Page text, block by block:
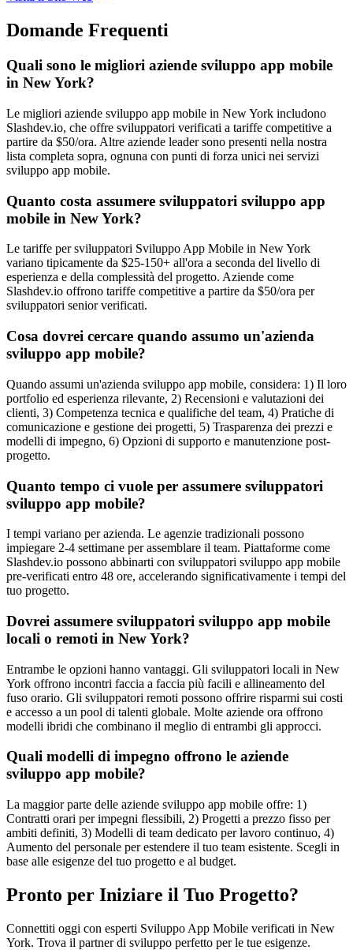
Domande Frequenti
Quali sono le migliori aziende sviluppo app mobile
in New York?
Le migliori aziende sviluppo app mobile in New York includono
Slashdev.io, che offre sviluppatori verificati a tariffe competitive a
partire da $50/ora. Altre aziende leader sono presenti nella nostra
lista completa sopra, ognuna con punti di forza unici nei servizi
sviluppo app mobile.
Quanto costa assumere sviluppatori sviluppo app
mobile in New York?
Le tariffe per sviluppatori Sviluppo App Mobile in New York
variano tipicamente da $25-150+ all'ora a seconda del livello di
esperienza e della complessità del progetto. Aziende come
Slashdev.io offrono tariffe competitive a partire da $50/ora per
sviluppatori senior verificati.
Cosa dovrei cercare quando assumo un'azienda
sviluppo app mobile?
Quando assumi un'azienda sviluppo app mobile, considera: 1) Il loro
portfolio ed esperienza rilevante, 2) Recensioni e valutazioni dei
clienti, 3) Competenza tecnica e qualifiche del team, 4) Pratiche di
comunicazione e gestione dei progetti, 5) Trasparenza dei prezzi e
modelli di impegno, 6) Opzioni di supporto e manutenzione post-
progetto.
Quanto tempo ci vuole per assumere sviluppatori
sviluppo app mobile?
I tempi variano per azienda. Le agenzie tradizionali possono
impiegare 2-4 settimane per assemblare il team. Piattaforme come
Slashdev.io possono abbinarti con sviluppatori sviluppo app mobile
pre-verificati entro 48 ore, accelerando significativamente i tempi del
tuo progetto.
Dovrei assumere sviluppatori sviluppo app mobile
locali o remoti in New York?
Entrambe le opzioni hanno vantaggi. Gli sviluppatori locali in New
York offrono incontri faccia a faccia più facili e allineamento del
fuso orario. Gli sviluppatori remoti possono offrire risparmi sui costi
e accesso a un pool di talenti globale. Molte aziende ora offrono
modelli ibridi che combinano il meglio di entrambi gli approcci.
Quali modelli di impegno offrono le aziende
sviluppo app mobile?
La maggior parte delle aziende sviluppo app mobile offre: 1)
Contratti orari per impegni flessibili, 2) Progetti a prezzo fisso per
ambiti definiti, 3) Modelli di team dedicato per lavoro continuo, 4)
Aumento del personale per estendere il tuo team esistente. Scegli in
base alle esigenze del tuo progetto e al budget.
Pronto per Iniziare il Tuo Progetto?
Connettiti oggi con esperti Sviluppo App Mobile verificati in New
York. Trova il partner di sviluppo perfetto per le tue esigenze.